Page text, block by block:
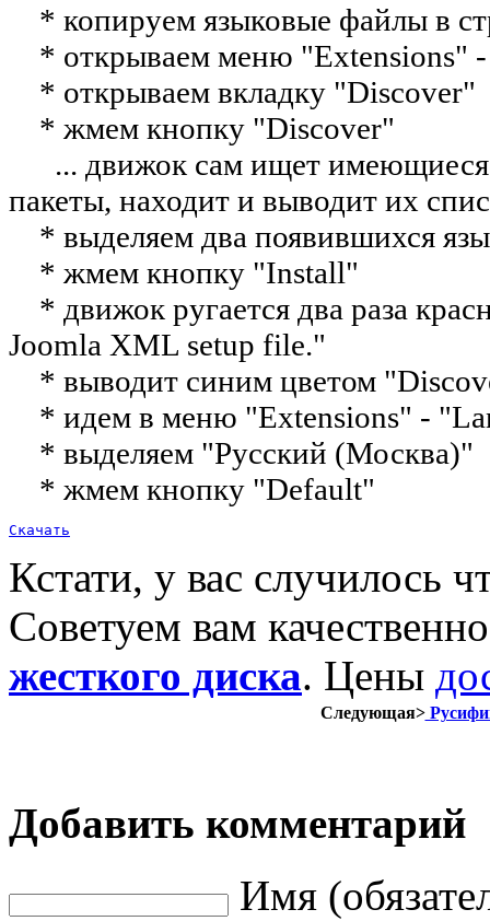
* копируем языковые файлы в
* открываем меню "Extensions"
* открываем вкладку "Discover"
* жмем кнопку "Discover"
... движок сам ищет имеющиеся
пакеты, находит и выводит их
* выделяем два появившихся
* жмем кнопку "Install"
* движок ругается два раза
Joomla XML setup file."
* выводит синим цветом
* идем в меню "Extensions" -
* выделяем "Русский (Москва)"
* жмем кнопку "Default"
Скачать
Кстати, у вас случилось
Советуем вам
жесткого диска. Цены
Следующая>
Добавить комментарий
Имя